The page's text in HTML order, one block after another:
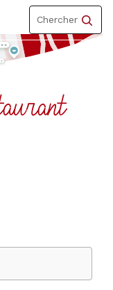
Toggle
navigation
Chercher